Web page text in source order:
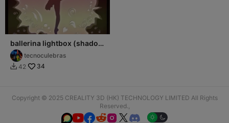
ballerina lightbox (shadow
box) tecnoculebras
 42 34
Copyright © 2025 CREALITY 3D (HK) TECHNOLOGY LIMITED All Rights
Reserved.,
  